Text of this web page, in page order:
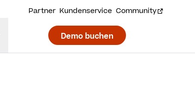
Partner Kundenservice Community
Demo buchen